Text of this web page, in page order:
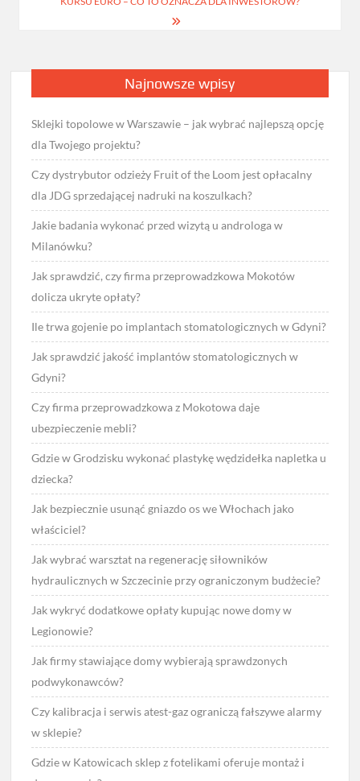
Najnowsze wpisy
Sklejki topolowe w Warszawie – jak wybrać najlepszą opcję
dla Twojego projektu?
Czy dystrybutor odzieży Fruit of the Loom jest opłacalny
dla JDG sprzedającej nadruki na koszulkach?
Jakie badania wykonać przed wizytą u androloga w
Milanówku?
Jak sprawdzić, czy firma przeprowadzkowa Mokotów
dolicza ukryte opłaty?
Ile trwa gojenie po implantach stomatologicznych w Gdyni?
Jak sprawdzić jakość implantów stomatologicznych w
Gdyni?
Czy firma przeprowadzkowa z Mokotowa daje
ubezpieczenie mebli?
Gdzie w Grodzisku wykonać plastykę wędzidełka napletka u
dziecka?
Jak bezpiecznie usunąć gniazdo os we Włochach jako
właściciel?
Jak wybrać warsztat na regenerację siłowników
hydraulicznych w Szczecinie przy ograniczonym budżecie?
Jak wykryć dodatkowe opłaty kupując nowe domy w
Legionowie?
Jak firmy stawiające domy wybierają sprawdzonych
podwykonawców?
Czy kalibracja i serwis atest-gaz ograniczą fałszywe alarmy
w sklepie?
Gdzie w Katowicach sklep z fotelikami oferuje montaż i